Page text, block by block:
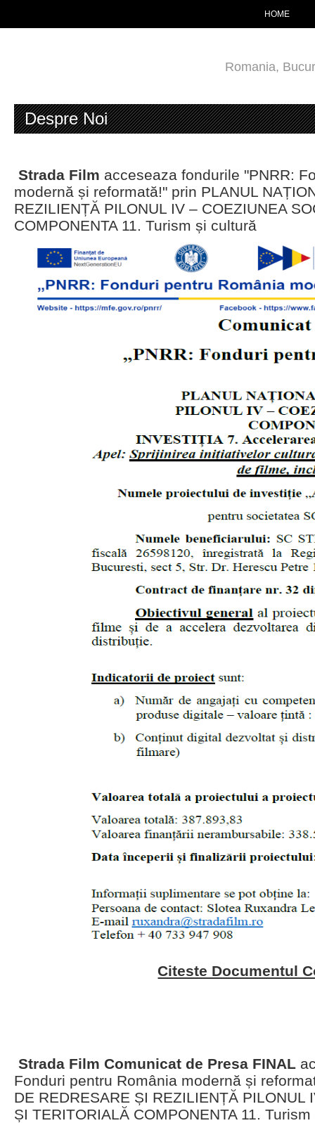
HOME
Romania,
Despre Noi
Strada Film acceseaza fondurile "PNRR:
modernă și reformată!" prin PLANUL
REZILIENȚĂ PILONUL IV – COEZIUNEA
COMPONENTA 11. Turism și cultură
Citeste Documentul
Strada Film Comunicat de Presa FINAL
Fonduri pentru România modernă și
DE REDRESARE ȘI REZILIENȚĂ PILONUL
ȘI TERITORIALĂ COMPONENTA 11.